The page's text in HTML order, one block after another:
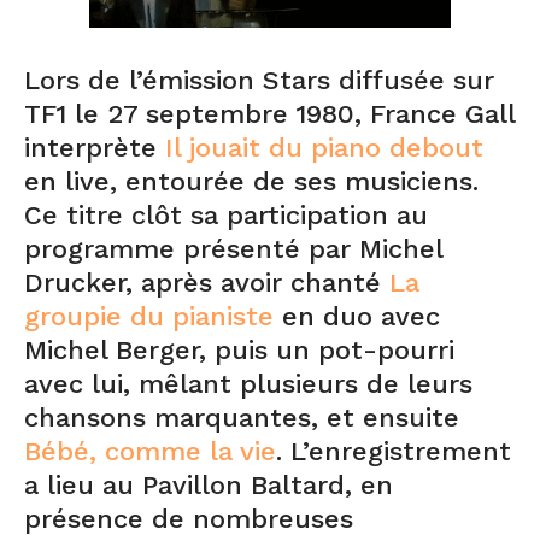
Lors de l’émission Stars diffusée sur
TF1 le 27 septembre 1980, France Gall
interprète Il jouait du piano debout
en live, entourée de ses musiciens.
Ce titre clôt sa participation au
programme présenté par Michel
Drucker, après avoir chanté La
groupie du pianiste en duo avec
Michel Berger, puis un pot-pourri
avec lui, mêlant plusieurs de leurs
chansons marquantes, et ensuite
Bébé, comme la vie. L’enregistrement
a lieu au Pavillon Baltard, en
présence de nombreuses